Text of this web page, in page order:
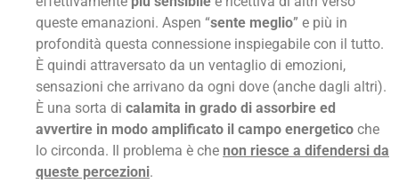
queste emanazioni. Aspen “sente meglio” e più in
profondità questa connessione inspiegabile con il tutto.
È quindi attraversato da un ventaglio di emozioni,
sensazioni che arrivano da ogni dove (anche dagli altri).
È una sorta di calamita in grado di assorbire ed
avvertire in modo amplificato il campo energetico che
lo circonda. Il problema è che non riesce a difendersi da
queste percezioni.